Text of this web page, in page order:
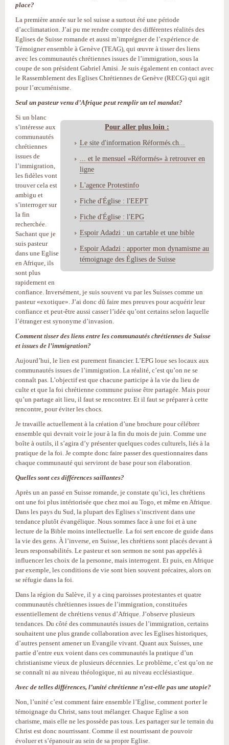
place?
La première année sur le sol suisse a surtout été une période
d’acclimatation. J’ai pu me rendre compte des différentes réalités des
Eglises de Suisse romande et aussi m’imprégner de l’expérience de
Témoigner ensemble à Genève (TEAG), qui œuvre à tisser des liens
avec les communautés chrétiennes issues de l’immigration, sous la
coupe de son président Gabriel Amisi. Je suis également en contact avec
le Rassemblement des Eglises Chrétiennes de Genève (RECG) qui agit
pour l’œcuménisme.
Seul un pasteur venu d’Afrique peut remplir un tel mandat?
Pour aller plus loin :
Le site d'information Réformés.ch...
... et le mensuel «Réformés» à retrouver en
ligne
L'agence Protestinfo
Fiche d'Église : l'EEPT
Fiche d'Église : l'EPG
Espoir Adadzi : un cartable et une bible
Espoir Adadzi : apporter mon dynamisme au
témoignage des Églises de Suisse
Si un blanc
s’intéresse aux
communautés
chrétiennes
issues de
l’immigration,
les fidèles vont
trouver cela est
ambigu et
s’interroger sur
la fin
recherchée.
Sachant que je
suis pasteur
dans une Eglise
en Afrique, ils
sont plus
rapidement en
confiance. Inversément, je suis souvent vu par les Suisses comme un
pasteur «exotique». J’ai donc dû faire mes preuves pour acquérir leur
confiance et peut-être aussi casser l’idée qu’ont certains selon laquelle
l’étranger est synonyme d’invasion.
Comment tisser des liens entre les communautés chrétiennes de Suisse
et issues de l’immigration?
Aujourd’hui, le lien est purement financier. L’EPG loue ses locaux aux
communautés issues de l’immigration. La réalité, c’est qu’on ne se
connaît pas. L’objectif est que chacune participe à la vie du lieu de
culte et que la foi chrétienne commune puisse être partagée. Mais pour
qu’un partage ait lieu, il faut se rencontrer. Et il faut se préparer à cette
rencontre, pour éviter les chocs.
Je travaille actuellement à la création d’une brochure pour célébrer
ensemble qui devrait voir le jour à la fin du mois de juin. Comme une
boîte à outils, il s’agira d’y présenter quelques codes culturels, liés à la
pratique de la foi. Je compte donc faire passer des questionnaires dans
chaque communauté qui serviront de base pour son élaboration.
Quelles sont ces différences saillantes?
Après un an passé en Suisse romande, je constate qu’ici, les chrétiens
ont une foi plus intériorisée que chez moi au Togo, et même en Afrique.
Dans les pays du Sud, la plupart des Eglises s’inscrivent dans une
tendance plutôt évangélique. Nous sommes face à une foi et à une
lecture de la Bible moins intellectuelle. La foi sert encore de guide dans
la vie des gens. À l’inverse, en Suisse, les chrétiens sont placés devant à
leurs responsabilités. Le pasteur et son sermon ne sont pas appelés à
influencer les choix de la personne, mais interrogent. Et puis, en Afrique
par exemple, les conditions de vie sont bien souvent précaires, alors on
se réfugie dans la foi.
Dans la région du Salève, il y a cinq paroisses protestantes et quatre
communautés chrétiennes issues de l’immigration, constituées
essentiellement de chrétiens venus d’Afrique. J’observe plusieurs
tendances. Du côté des communautés issues de l’immigration, certains
souhaitent une plus grande collaboration avec les Eglises historiques,
d’autres pensent amener un Evangile vivant. Quant aux Suisses, une
partie d’entre eux voient dans ces communautés la pratique d’un
christianisme vieux de plusieurs décennies. Le problème, c’est qu’on ne
se connaît ni au niveau théologique, ni au niveau ecclésiastique.
Avec de telles différences, l’unité chrétienne n’est-elle pas une utopie?
Non, l’unité c’est comment faire ensemble l’Eglise, comment porter le
témoignage du Christ, sans tout mélanger. Chaque Eglise a son
charisme, mais elle ne les possède pas tous. Les partager sur le terrain du
Christ est donc nourrissant. Comme il est nourrissant de pouvoir
évoluer et s’épanouir au sein de sa propre Eglise.